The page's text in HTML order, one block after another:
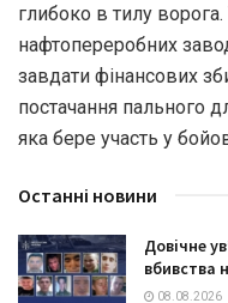
глибоко в тилу ворога.
нафтопереробних
завдати фінансових
постачання пального
яка бере участь у
Останні новини
Довічне
вбивства
08.08.2026